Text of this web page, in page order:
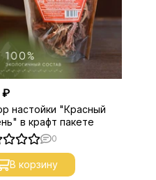
₽
настойки "Красный
в крафт пакете
0
В корзину